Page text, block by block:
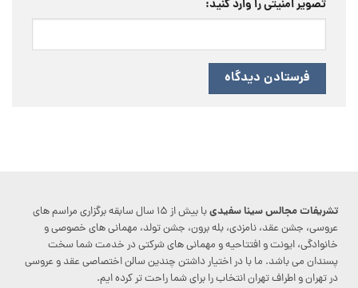
تصویر امنیتی را وارد کنید:
تشریفات مجالس سینا سفیدی
با بیش از ۱۵ سال سابقه برگزاری مراسم های
عروسی، جشن عقد، نامزدی، بله برون، جشن تولد، مهمانی های خصوصی و
خانوادگی، ایونت و افتتاحیه و مهمانی های شرکتی در خدمت شما سخت
پسندان می باشد. ما با در اختیار داشتن چندین سالن اختصاصی عقد و عروسی
در تهران و اطراف تهران انتخاب را برای شما راحت تر کرده ایم.